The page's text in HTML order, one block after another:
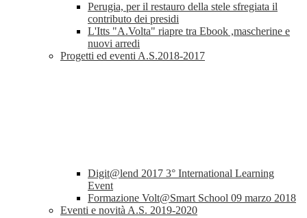
Perugia, per il restauro della stele sfregiata il
contributo dei presidi
L'Itts "A.Volta" riapre tra Ebook ,mascherine e
nuovi arredi
Progetti ed eventi A.S.2018-2017
Digit@lend 2017 3° International Learning
Event
Formazione Volt@Smart School 09 marzo 2018
Eventi e novità A.S. 2019-2020